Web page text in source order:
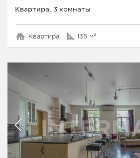
Квартира, 3 комнаты
Квартира 135 м²